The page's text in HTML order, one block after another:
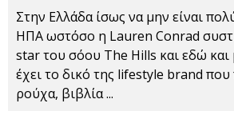
Στην Ελλάδα ίσως να μην είναι
ΗΠΑ ωστόσο η Lauren Conrad
star του σόου The Hills και εδώ και
έχει το δικό της lifestyle brand που
ρούχα, βιβλία...